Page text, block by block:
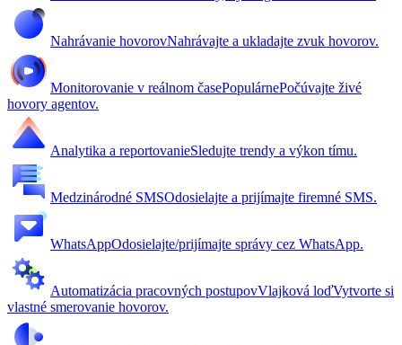
Nahrávanie hovorovNahrávajte a ukladajte zvuk hovorov.
Monitorovanie v reálnom časePopulárnePočúvajte živé
hovory agentov.
Analytika a reportovanieSledujte trendy a výkon tímu.
Medzinárodné SMSOdosielajte a prijímajte firemné SMS.
WhatsAppOdosielajte/prijímajte správy cez WhatsApp.
Automatizácia pracovných postupovVlajková loďVytvorte si
vlastné smerovanie hovorov.